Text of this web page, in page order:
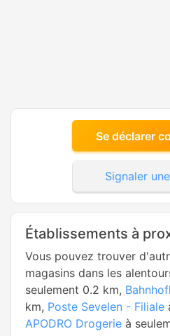
Se déclarer
Signaler
Établissements à
Vous pouvez trouver
magasins dans les
seulement 0.2 km,
km, Poste Sevelen - Filiale
APODRO Drogerie à